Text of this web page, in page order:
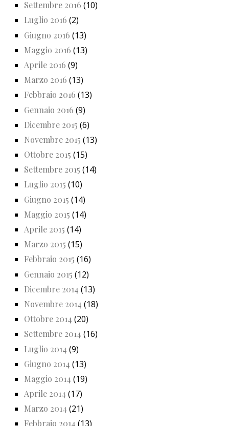
Settembre 2016 (10)
Luglio 2016 (2)
Giugno 2016 (13)
Maggio 2016 (13)
Aprile 2016 (9)
Marzo 2016 (13)
Febbraio 2016 (13)
Gennaio 2016 (9)
Dicembre 2015 (6)
Novembre 2015 (13)
Ottobre 2015 (15)
Settembre 2015 (14)
Luglio 2015 (10)
Giugno 2015 (14)
Maggio 2015 (14)
Aprile 2015 (14)
Marzo 2015 (15)
Febbraio 2015 (16)
Gennaio 2015 (12)
Dicembre 2014 (13)
Novembre 2014 (18)
Ottobre 2014 (20)
Settembre 2014 (16)
Luglio 2014 (9)
Giugno 2014 (13)
Maggio 2014 (19)
Aprile 2014 (17)
Marzo 2014 (21)
Febbraio 2014 (13)